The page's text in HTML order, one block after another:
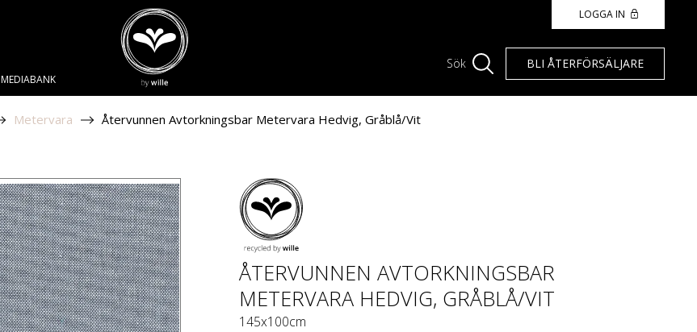
MEDIABANK
LOGGA IN
Sök BLI ÅTERFÖRSÄLJARE
Metervara Återvunnen Avtorkningsbar Metervara Hedvig, Gråblå/Vit
ÅTERVUNNEN AVTORKNINGSBAR
METERVARA HEDVIG, GRÅBLÅ/VIT
145x100cm